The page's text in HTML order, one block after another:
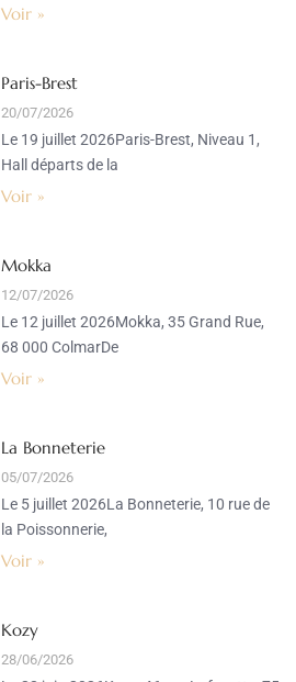
Voir »
Paris-Brest
20/07/2026
Le 19 juillet 2026Paris-Brest, Niveau 1,
Hall départs de la
Voir »
Mokka
12/07/2026
Le 12 juillet 2026Mokka, 35 Grand Rue,
68 000 ColmarDe
Voir »
La Bonneterie
05/07/2026
Le 5 juillet 2026La Bonneterie, 10 rue de
la Poissonnerie,
Voir »
Kozy
28/06/2026